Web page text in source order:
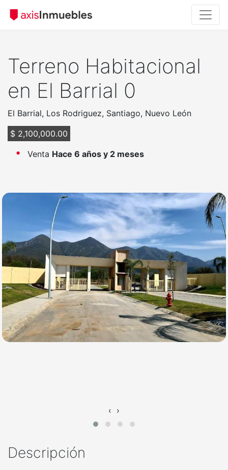
Terreno Habitacional
en El Barrial 0
El Barrial, Los Rodriguez, Santiago, Nuevo León
$ 2,100,000.00
Venta Hace 6 años y 2 meses
‹ ›
Descripción